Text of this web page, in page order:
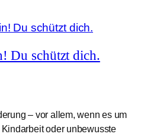
Du schützt dich.
– vor allem, wenn es um
oder unbewusste